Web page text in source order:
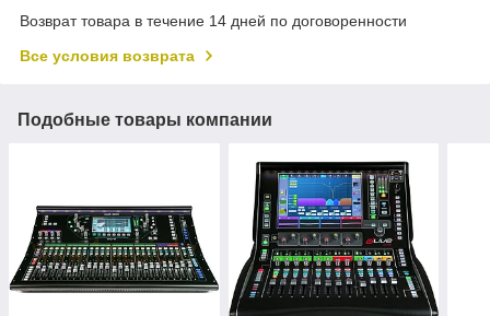
Возврат товара в течение 14 дней по договоренности
Все условия возврата
Подобные товары компании